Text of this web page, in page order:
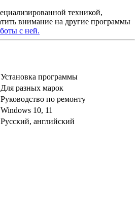
техникой,
внимание на другие программы
с ней.
Установка программы
Для разных марок
Руководство по ремонту
Windows 10, 11
Русский, английский